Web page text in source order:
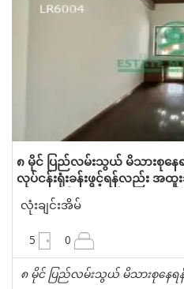
၈ မိုင် ပြည်လမ်းသွယ် မိသားစု‌
လုပ်ငန်းရုံးခန်းဖွင့်ရန်လည်း အ
ငှား in မရမ်းကုန်း, ရန်ကုန်
လုံးချင်းအိမ်
5 0
၈ မိုင် ပြည်လမ်းသွယ် မိသားစု‌နေရ